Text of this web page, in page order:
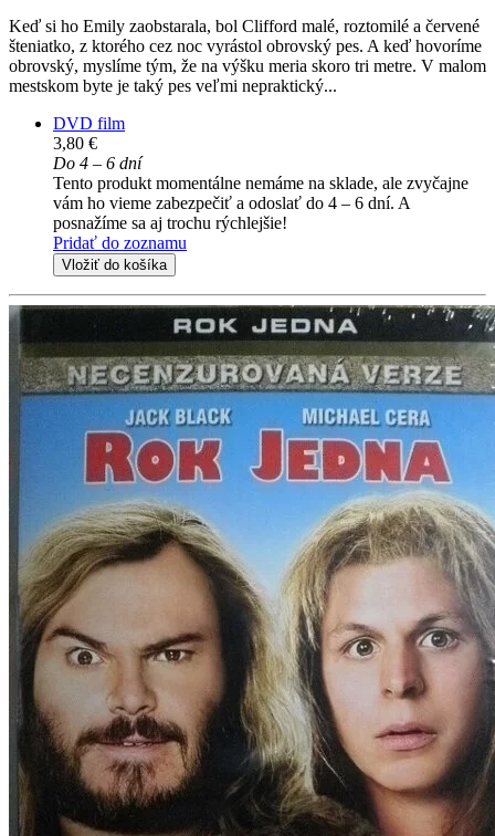
Keď si ho Emily zaobstarala, bol Clifford malé, roztomilé a červené
šteniatko, z ktorého cez noc vyrástol obrovský pes. A keď hovoríme
obrovský, myslíme tým, že na výšku meria skoro tri metre. V malom
mestskom byte je taký pes veľmi nepraktický...
DVD film
3,80 €
Do 4 – 6 dní
Tento produkt momentálne nemáme na sklade, ale zvyčajne
vám ho vieme zabezpečiť a odoslať do 4 – 6 dní. A
posnažíme sa aj trochu rýchlejšie!
Pridať do zoznamu
Vložiť do košíka